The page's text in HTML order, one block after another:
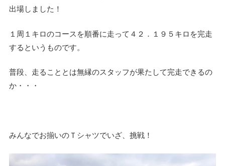
出場しました！
１周１キロのコースを順番に走って４２．１９５キロを完走
するというものです。
普段、走ることとは無縁のスタッフが果たして完走できるの
か・・・
みんなでお揃いのＴシャツでいざ、挑戦！